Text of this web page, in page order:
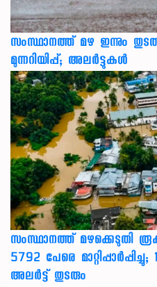
സംസ്ഥാനത്ത് മഴ ഇന്നും
മുന്നറിയിപ്പ്; അലർട്ടുകൾ
സംസ്ഥാനത്ത് മഴക്കെടുതി
5792 പേരെ
അലർട്ട് തുടരും